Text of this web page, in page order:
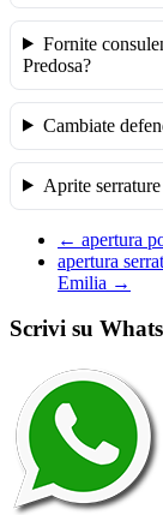
Fornite
Predosa?
Cambiate
Aprite
← apertura
apertura
Emilia →
Scrivi su